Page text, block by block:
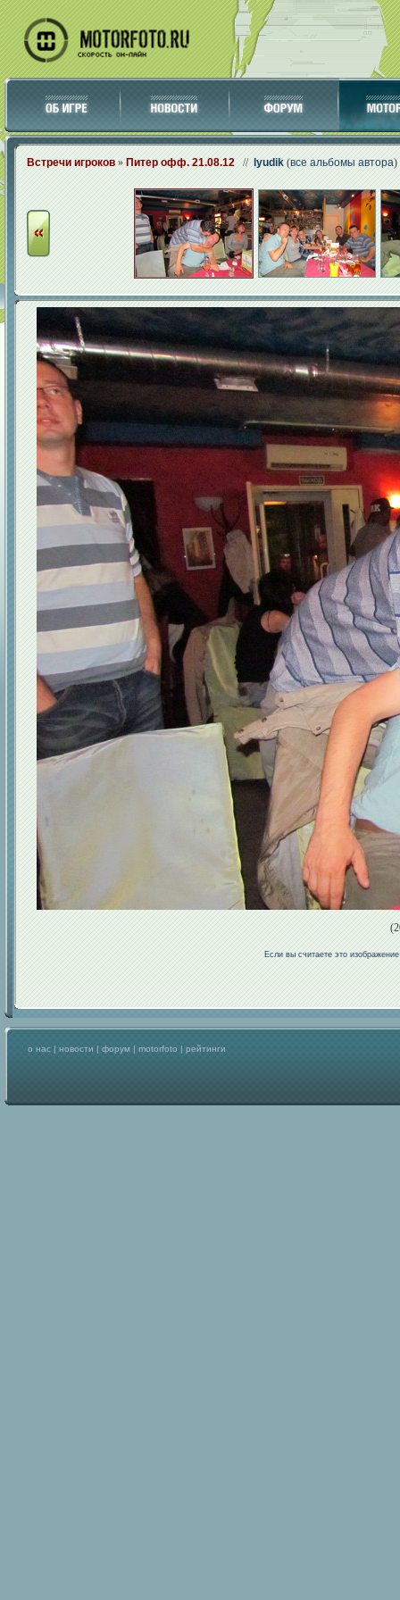
Встречи игроков » Питер офф. 21.08.12 // lyudik (все альбомы автора)
Если вы считаете это
о нас | новости | форум | motorfoto | рейтинги